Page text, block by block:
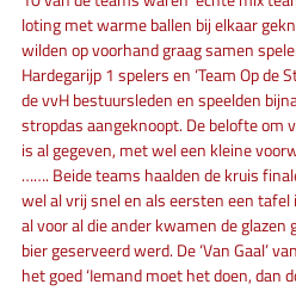
loting met warme ballen bij elkaar
wilden op voorhand graag samen
Hardegarijp 1 spelers en ‘Team Op de
de vvH bestuursleden en speelden
stropdas aangeknoopt. De belofte om
is al gegeven, met wel een kleine
……. Beide teams haalden de kruis
wel al vrij snel en als eersten een
al voor al die ander kwamen de
bier geserveerd werd. De ‘Van Gaal’
het goed ‘Iemand moet het doen, dan